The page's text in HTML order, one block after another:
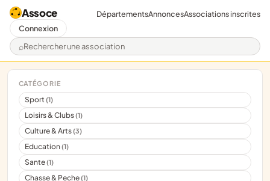
Assoce
Rechercher une association
DépartementsAnnoncesAssociations inscrites
Connexion
CATÉGORIE
Sport(1)
Loisirs & Clubs(1)
Culture & Arts(3)
Education(1)
Sante(1)
Chasse & Peche(1)